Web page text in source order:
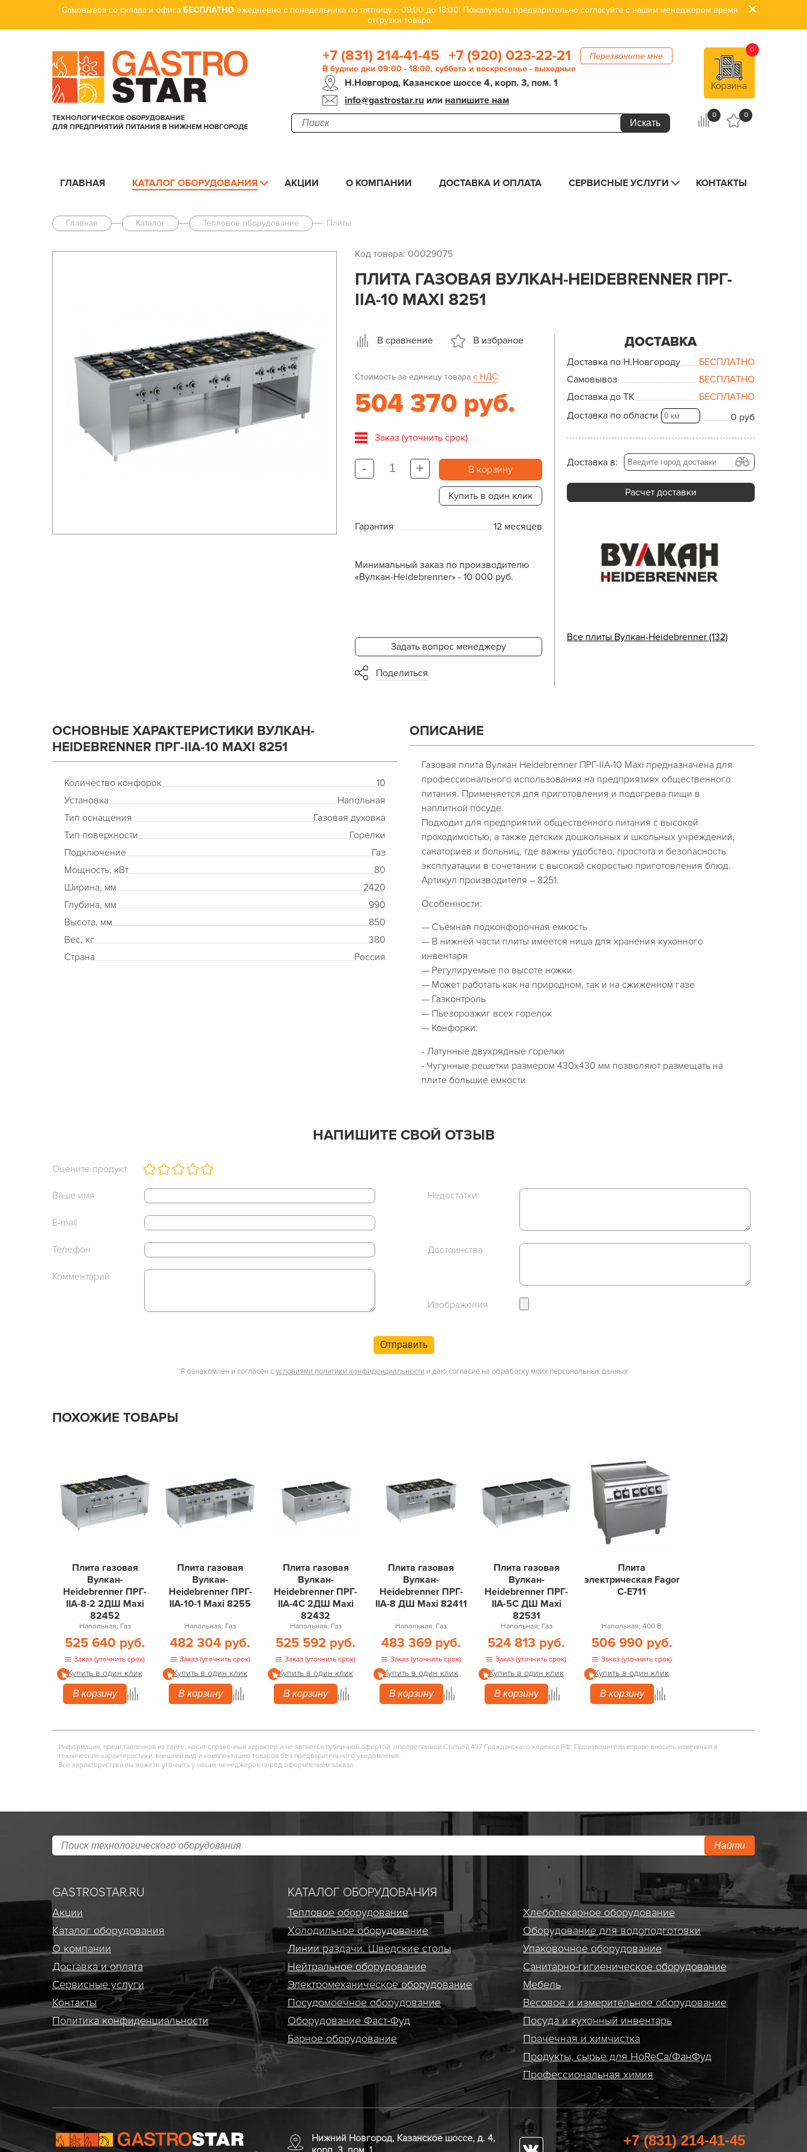
Самовывоз со склада и офиса БЕСПЛАТНО ежедневно с понедельника по пятницу с 09:00 до 18:00. Пожалуйста, предварительно согласуйте с нашим менеджером время
отгрузки товара.
ТЕХНОЛОГИЧЕСКОЕ ОБОРУДОВАНИЕ
ДЛЯ ПРЕДПРИЯТИЙ ПИТАНИЯ В НИЖНЕМ НОВГОРОДЕ
+7 (831) 214-41-45 +7 (920) 023-22-21 Перезвоните мне
В будние дни 09:00 - 18:00, суббота и воскресенье - выходные
Н.Новгород, Казанское шоссе 4, корп. 3, пом. 1
info@gastrostar.ruили напишите нам
Корзина
0
0 0
ГЛАВНАЯ КАТАЛОГ ОБОРУДОВАНИЯ АКЦИИ О КОМПАНИИ ДОСТАВКА И ОПЛАТА СЕРВИСНЫЕ УСЛУГИ КОНТАКТЫ
Главная Каталог Тепловое оборудование Плиты
Код товара: 00029075
ПЛИТА ГАЗОВАЯ ВУЛКАН-HEIDEBRENNER ПРГ-
IIA-10 MAXI 8251
В сравнение В избраное
Стоимость за единицу товара с НДС:
504 370 руб.
Заказ (уточнить срок)
- + В корзину
Купить в один клик
Гарантия 12 месяцев
Минимальный заказ по производителю
«Вулкан-Heidebrenner» - 10 000 руб.
Задать вопрос менеджеру
Поделиться
ДОСТАВКА
Доставка по Н.Новгороду
БЕСПЛАТНО
Самовывоз
БЕСПЛАТНО
Доставка до ТК
БЕСПЛАТНО
Доставка по области
0 руб
Доставка в:
Расчет доставки
Все плиты Вулкан-Heidebrenner (132)
ОСНОВНЫЕ ХАРАКТЕРИСТИКИ ВУЛКАН-
HEIDEBRENNER ПРГ-IIA-10 MAXI 8251
Количество конфорок
10
Установка
Напольная
Тип оснащения
Газовая духовка
Тип поверхности
Горелки
Подключение
Газ
Мощность, кВт
80
Ширина, мм
2420
Глубина, мм
990
Высота, мм
850
Вес, кг
380
Страна
Россия
ОПИСАНИЕ
Газовая плита Вулкан Heidebrenner ПРГ-IIA-10 Maxi предназначена для
профессионального использования на предприятиях общественного
питания. Применяется для приготовления и подогрева пищи в
наплитной посуде.
Подходит для предприятий общественного питания с высокой
проходимостью, а также детских дошкольных и школьных учреждений,
санаториев и больниц, где важны удобство, простота и безопасность
эксплуатации в сочетании с высокой скоростью приготовления блюд.
Артикул производителя – 8251.
Особенности:
— Съёмная подконфорочная емкость
— В нижней части плиты имеется ниша для хранения кухонного
инвентаря
— Регулируемые по высоте ножки
— Может работать как на природном, так и на сжиженном газе
— Газконтроль
— Пьезорозжиг всех горелок
— Конфорки:
- Латунные двухрядные горелки
- Чугунные решетки размером 430х430 мм позволяют размещать на
плите большие емкости
НАПИШИТЕ СВОЙ ОТЗЫВ
Оцените продукт
Ваше имя
E-mail
Телефон
Комментарий
Недостатки
Достоинства
Изображения
Отправить
Я ознакомлен и согласен сусловиями политики конфиденциальности и даю согласие на обработку моих персональных данных
ПОХОЖИЕ ТОВАРЫ
Плита газовая
Вулкан-
Heidebrenner ПРГ-
IIA-8-2 2ДШ Maxi
82452
Напольная; Газ
525 640 руб.
Заказ (уточнить срок)
Купить в один клик
В корзину
Плита газовая
Вулкан-
Heidebrenner ПРГ-
IIA-10-1 Maxi 8255
Напольная; Газ
482 304 руб.
Заказ (уточнить срок)
Купить в один клик
В корзину
Плита газовая
Вулкан-
Heidebrenner ПРГ-
IIA-4С 2ДШ Maxi
82432
Напольная; Газ
525 592 руб.
Заказ (уточнить срок)
Купить в один клик
В корзину
Плита газовая
Вулкан-
Heidebrenner ПРГ-
IIA-8 ДШ Maxi 82411
Напольная; Газ
483 369 руб.
Заказ (уточнить срок)
Купить в один клик
В корзину
Плита газовая
Вулкан-
Heidebrenner ПРГ-
IIA-5С ДШ Maxi
82531
Напольная; Газ
524 813 руб.
Заказ (уточнить срок)
Купить в один клик
В корзину
Плита
электрическая Fagor
C-E711
Напольная; 400 В
506 990 руб.
Заказ (уточнить срок)
Купить в один клик
В корзину
Информация, представленная на сайте, носит справочный характер и не является публичной офертой, определяемой Статьей 437 Гражданского кодекса РФ. Производители вправе вносить изменения в
технические характеристики, внешний вид и комплектацию товаров без предварительного уведомления.
Все характеристики вы можете уточнить у наших менеджеров перед оформлением заказа.
Найти
GASTROSTAR.RU
Акции
Каталог оборудования
О компании
Доставка и оплата
Сервисные услуги
Контакты
Политика конфиденциальности
КАТАЛОГ ОБОРУДОВАНИЯ
Тепловое оборудование
Холодильное оборудование
Линии раздачи. Шведские столы
Нейтральное оборудование
Электро­механическое оборудование
Посудомоечное оборудование
Оборудование Фаст-Фуд
Барное оборудование
Хлебопекарное оборудование
Оборудование для водоподготовки
Упаковочное оборудование
Санитарно-гигиеническое оборудование
Мебель
Весовое и измерительное оборудование
Посуда и кухонный инвентарь
Прачечная и химчистка
Продукты, сырье для HoReCa/ФанФуд
Профессиональная химия
Нижний Новгород, Казанское шоссе, д. 4,
+7 (831) 214-41-45